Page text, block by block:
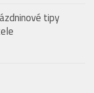
tipy